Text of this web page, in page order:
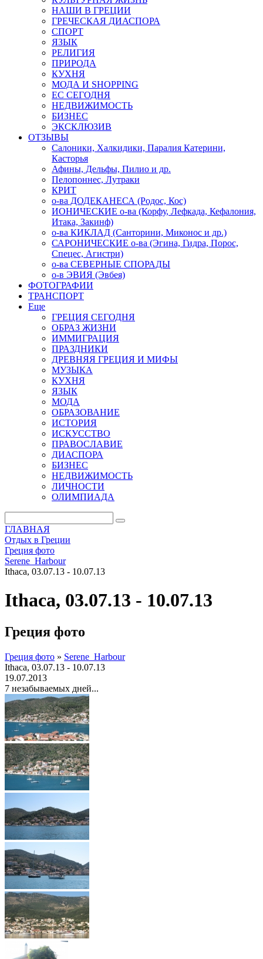
НАШИ В ГРЕЦИИ
ГРЕЧЕСКАЯ ДИАСПОРА
СПОРТ
ЯЗЫК
РЕЛИГИЯ
ПРИРОДА
КУХНЯ
МОДА И SHOPPING
ЕС СЕГОДНЯ
НЕДВИЖИМОСТЬ
БИЗНЕС
ЭКСКЛЮЗИВ
ОТЗЫВЫ
Салоники, Халкидики, Паралия Катерини,
Касторья
Афины, Дельфы, Пилио и др.
Пелопоннес, Лутраки
КРИТ
о-ва ДОДЕКАНЕСА (Родос, Кос)
ИОНИЧЕСКИЕ о-ва (Корфу, Лефкада, Кефалония,
Итака, Закинф)
о-ва КИКЛАД (Санторини, Миконос и др.)
САРОНИЧЕСКИЕ о-ва (Эгина, Гидра, Порос,
Спецес, Агистри)
о-ва СЕВЕРНЫЕ СПОРАДЫ
о-в ЭВИЯ (Эвбея)
ФОТОГРАФИИ
ТРАНСПОРТ
Еще
ГРЕЦИЯ СЕГОДНЯ
ОБРАЗ ЖИЗНИ
ИММИГРАЦИЯ
ПРАЗДНИКИ
ДРЕВНЯЯ ГРЕЦИЯ И МИФЫ
МУЗЫКА
КУХНЯ
ЯЗЫК
МОДА
ОБРАЗОВАНИЕ
ИСТОРИЯ
ИСКУССТВО
ПРАВОСЛАВИЕ
ДИАСПОРА
БИЗНЕС
НЕДВИЖИМОСТЬ
ЛИЧНОСТИ
ОЛИМПИАДА
ГЛАВНАЯ
Отдых в Греции
Греция фото
Serene_Harbour
Ithaca, 03.07.13 - 10.07.13
Ithaca, 03.07.13 - 10.07.13
Греция фото
Греция фото » Serene_Harbour
Ithaca, 03.07.13 - 10.07.13
19.07.2013
7 незабываемых дней...